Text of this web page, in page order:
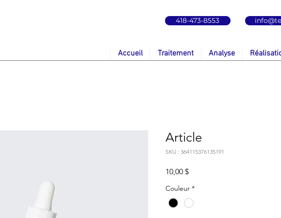
418-473-8553
Accueil Traitement Analyse
Article
SKU : 364115376135191
10,00 $Prix
Couleur *